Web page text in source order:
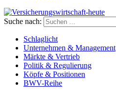
Versicherungswirtschaft-heute
Suche nach:
Schlaglicht
Unternehmen & Management
Märkte & Vertrieb
Politik & Regulierung
Köpfe & Positionen
BWV-Reihe